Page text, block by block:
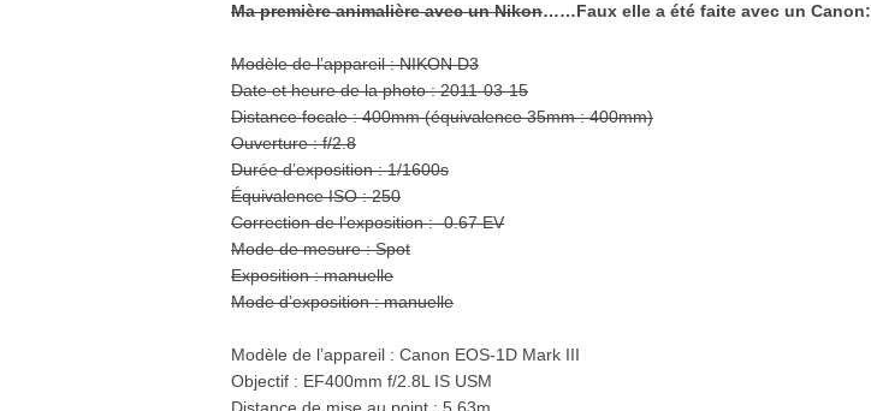
Ma première animalière avec un Nikon……Faux elle a été faite avec un Canon:
Modèle de l’appareil : NIKON D3
Date et heure de la photo : 2011-03-15
Distance focale : 400mm (équivalence 35mm : 400mm)
Ouverture : f/2.8
Durée d’exposition : 1/1600s
Équivalence ISO : 250
Correction de l’exposition : -0.67 EV
Mode de mesure : Spot
Exposition : manuelle
Mode d’exposition : manuelle
Modèle de l’appareil : Canon EOS-1D Mark III
Objectif : EF400mm f/2.8L IS USM